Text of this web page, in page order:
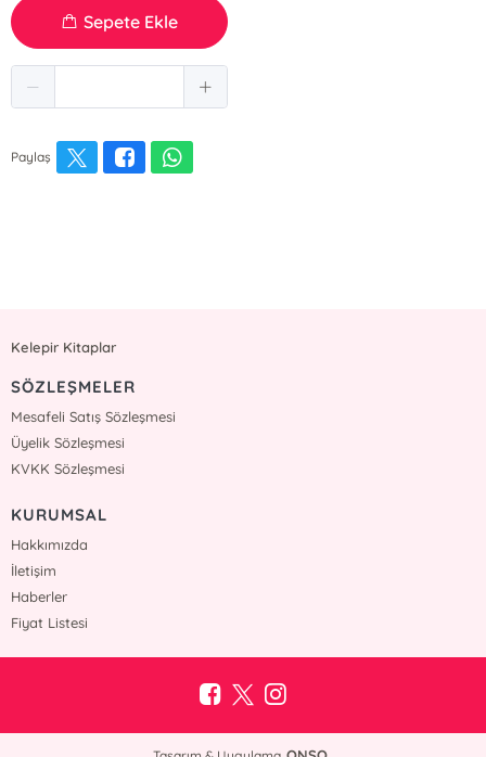
Sepete Ekle
Paylaş
Kelepir Kitaplar
SÖZLEŞMELER
Mesafeli Satış Sözleşmesi
Üyelik Sözleşmesi
KVKK Sözleşmesi
KURUMSAL
Hakkımızda
İletişim
Haberler
Fiyat Listesi